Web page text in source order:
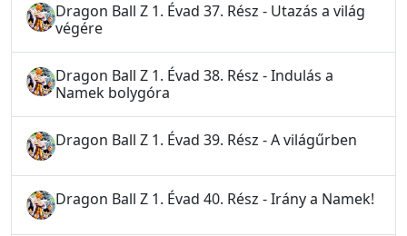
Dragon Ball Z 1. Évad 37. Rész - Utazás a világ
végére
Dragon Ball Z 1. Évad 38. Rész - Indulás a
Namek bolygóra
Dragon Ball Z 1. Évad 39. Rész - A világűrben
Dragon Ball Z 1. Évad 40. Rész - Irány a Namek!